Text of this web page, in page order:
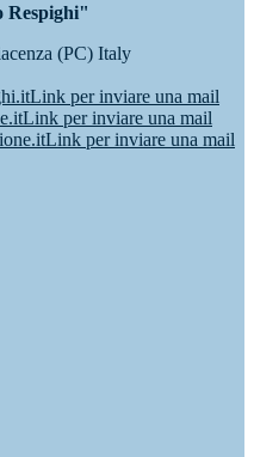
Respighi"
(PC) Italy
Link per inviare una mail
Link per inviare una mail
Link per inviare una mail